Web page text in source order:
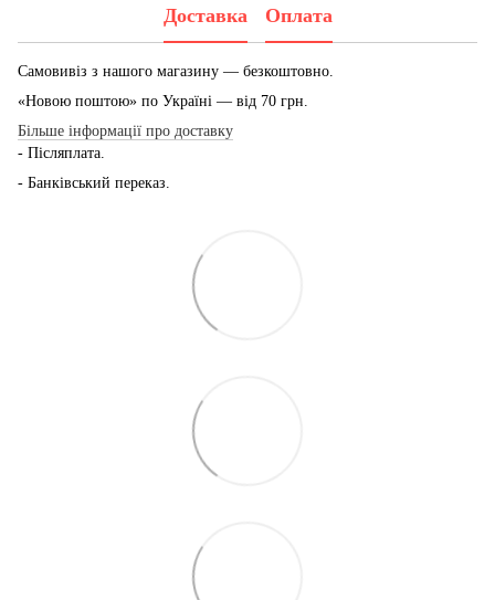
Доставка Оплата
Самовивіз з нашого магазину — безкоштовно.
«Новою поштою» по Україні — від 70 грн.
Більше інформації про доставку
- Післяплата.
- Банківський переказ.